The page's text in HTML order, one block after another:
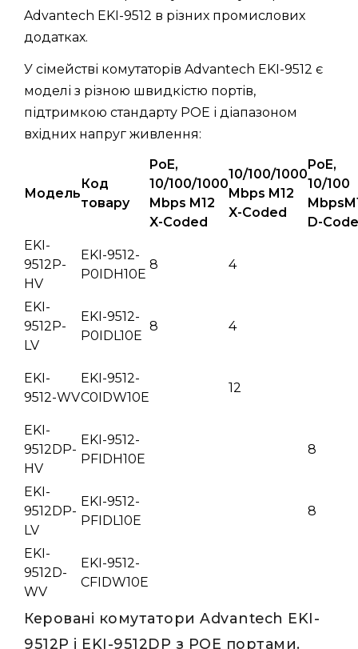
Advantech EKI-9512 в різних промислових
додатках.
У сімействі комутаторів Advantech EKI-9512 є
моделі з різною швидкістю портів,
підтримкою стандарту POE і діапазоном
вхідних напруг живлення:
Модель
Код
товару
PoE,
10/100/1000
Mbps M12
X-Coded
10/100/1000
Mbps M12
X-Coded
PoE,
10/100
D-
EKI-
9512P-
HV
EKI-9512-
P0IDH10E
8 4
EKI-
9512P-
LV
EKI-9512-
P0IDL10E
8 4
EKI-
9512-WV
EKI-9512-
C0IDW10E
12
EKI-
9512DP-
HV
EKI-9512-
PFIDH10E
8
EKI-
9512DP-
LV
EKI-9512-
PFIDL10E
8
EKI-
9512D-
WV
EKI-9512-
CFIDW10E
Керовані комутатори Advantech EKI-
9512P і EKI-9512DP з POE портами.